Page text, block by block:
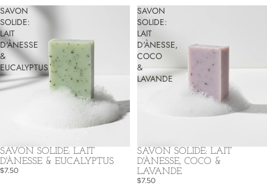
SAVON
SOLIDE:
LAIT
D'ÀNESSE
&
EUCALYPTUS
SAVON SOLIDE: LAIT
D'ÀNESSE & EUCALYPTUS
$7.50
SAVON
SOLIDE:
LAIT
D'ÀNESSE,
COCO
&
LAVANDE
SAVON SOLIDE: LAIT
D'ÀNESSE, COCO &
LAVANDE
$7.50